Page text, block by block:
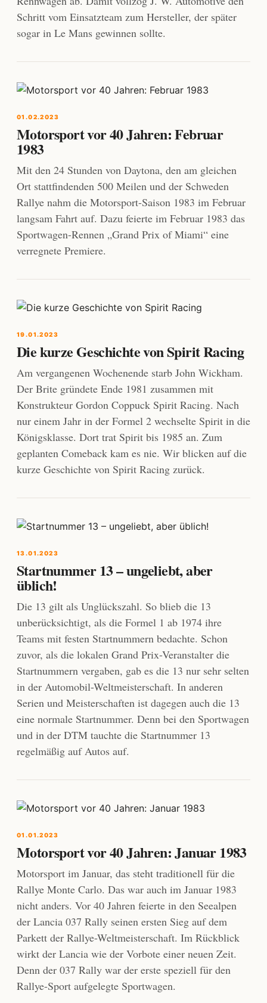
Schritt vom Einsatzteam zum Hersteller, der später
sogar in Le Mans gewinnen sollte.
01.02.2023
Motorsport vor 40 Jahren: Februar
1983
Mit den 24 Stunden von Daytona, den am gleichen
Ort stattfindenden 500 Meilen und der Schweden
Rallye nahm die Motorsport-Saison 1983 im Februar
langsam Fahrt auf. Dazu feierte im Februar 1983 das
Sportwagen-Rennen „Grand Prix of Miami“ eine
verregnete Premiere.
19.01.2023
Die kurze Geschichte von Spirit Racing
Am vergangenen Wochenende starb John Wickham.
Der Brite gründete Ende 1981 zusammen mit
Konstrukteur Gordon Coppuck Spirit Racing. Nach
nur einem Jahr in der Formel 2 wechselte Spirit in die
Königsklasse. Dort trat Spirit bis 1985 an. Zum
geplanten Comeback kam es nie. Wir blicken auf die
kurze Geschichte von Spirit Racing zurück.
13.01.2023
Startnummer 13 – ungeliebt, aber
üblich!
Die 13 gilt als Unglückszahl. So blieb die 13
unberücksichtigt, als die Formel 1 ab 1974 ihre
Teams mit festen Startnummern bedachte. Schon
zuvor, als die lokalen Grand Prix-Veranstalter die
Startnummern vergaben, gab es die 13 nur sehr selten
in der Automobil-Weltmeisterschaft. In anderen
Serien und Meisterschaften ist dagegen auch die 13
eine normale Startnummer. Denn bei den Sportwagen
und in der DTM tauchte die Startnummer 13
regelmäßig auf Autos auf.
01.01.2023
Motorsport vor 40 Jahren: Januar 1983
Motorsport im Januar, das steht traditionell für die
Rallye Monte Carlo. Das war auch im Januar 1983
nicht anders. Vor 40 Jahren feierte in den Seealpen
der Lancia 037 Rally seinen ersten Sieg auf dem
Parkett der Rallye-Weltmeisterschaft. Im Rückblick
wirkt der Lancia wie der Vorbote einer neuen Zeit.
Denn der 037 Rally war der erste speziell für den
Rallye-Sport aufgelegte Sportwagen.